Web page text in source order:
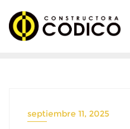
contenido
septiembre 11, 2025